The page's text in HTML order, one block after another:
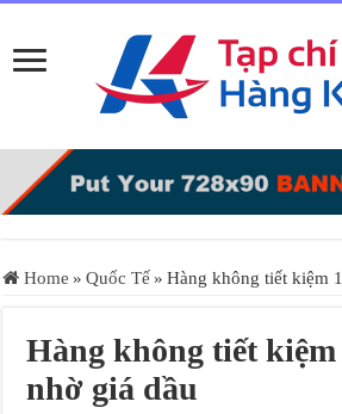
Home » Quốc Tế » Hàng không tiết kiệm
Hàng không tiết kiệm
nhờ giá dầu